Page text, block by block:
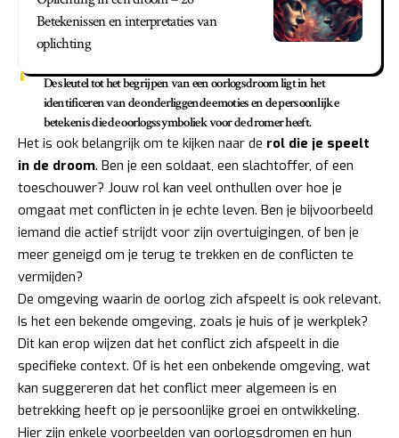
Betekenissen en interpretaties van
oplichting
De sleutel tot het begrijpen van een oorlogsdroom ligt in het
identificeren van de onderliggende emoties en de persoonlijke
betekenis die de oorlogssymboliek voor de dromer heeft.
Het is ook belangrijk om te kijken naar de rol die je speelt
in de droom. Ben je een soldaat, een slachtoffer, of een
toeschouwer? Jouw rol kan veel onthullen over hoe je
omgaat met conflicten in je echte leven. Ben je bijvoorbeeld
iemand die actief strijdt voor zijn overtuigingen, of ben je
meer geneigd om je terug te trekken en de conflicten te
vermijden?
De omgeving waarin de oorlog zich afspeelt is ook relevant.
Is het een bekende omgeving, zoals je huis of je werkplek?
Dit kan erop wijzen dat het conflict zich afspeelt in die
specifieke context. Of is het een onbekende omgeving, wat
kan suggereren dat het conflict meer algemeen is en
betrekking heeft op je persoonlijke groei en ontwikkeling.
Hier zijn enkele voorbeelden van oorlogsdromen en hun